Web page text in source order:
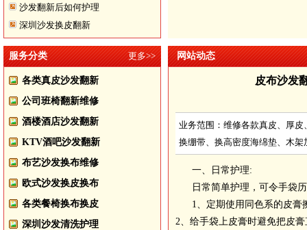
来帮您
沙发翻新后如何护理
深圳沙发换皮翻新
服务分类 更多>>
各类真皮沙发翻新
公司班椅翻新维修
酒楼酒店沙发翻新
KTV酒吧沙发翻新
布艺沙发换布维修
欧式沙发换皮换布
各类餐椅换布换皮
深圳沙发清洗护理
网站动态
皮布沙发
业务范围：维修各款真皮、厚
换绷带、换高密度海绵垫、木
一、日常护理:
日常简单护理，可令手袋
1、定期使用同色系的皮
2、给手袋上皮膏时避免把皮